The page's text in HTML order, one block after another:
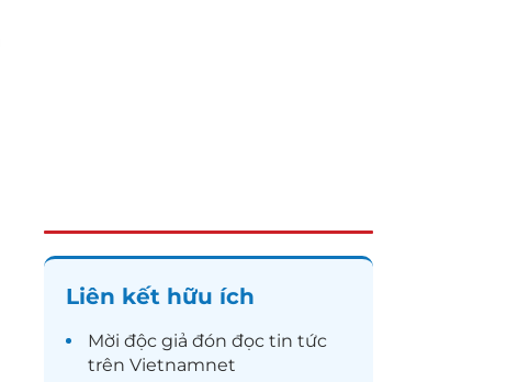
Liên kết hữu ích
Mời độc giả đón đọc tin tức
trên Vietnamnet